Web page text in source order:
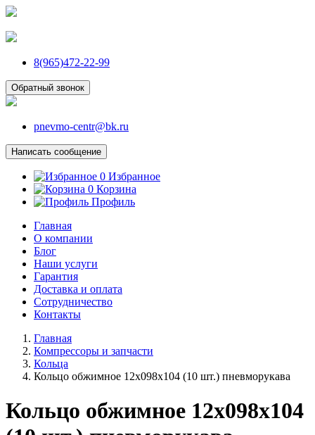
8(965)472-22-99
Обратный звонок
pnevmo-centr@bk.ru
Написать сообщение
0 Избранное
0 Корзина
Профиль
Главная
О компании
Блог
Наши услуги
Гарантия
Доставка и оплата
Сотрудничество
Контакты
Главная
Компрессоры и запчасти
Кольца
Кольцо обжимное 12х098х104 (10 шт.) пневморукава
Кольцо обжимное 12х098х104